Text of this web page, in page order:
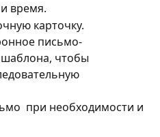
время.
карточку.
письмо-
чтобы
при необходимости и